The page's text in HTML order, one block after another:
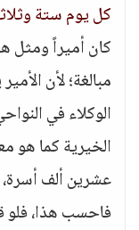
كل يوم ستة
كان أميراً ومثل
مبالغة؛ لأن
الوكلاء في
الخيرية كما هو
عشرين ألف
فاحسب هذا، فلو